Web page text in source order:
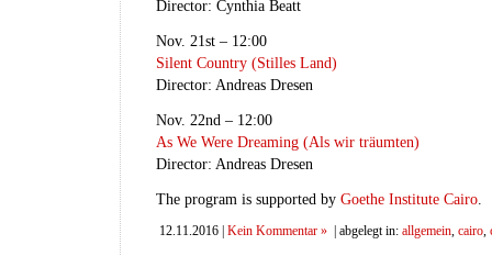
Director: Cynthia Beatt
Nov. 21st – 12:00
Silent Country (Stilles Land)
Director: Andreas Dresen
Nov. 22nd – 12:00
As We Were Dreaming (Als wir träumten)
Director: Andreas Dresen
The program is supported by Goethe Institute Cairo
12.11.2016 | Kein Kommentar » | abgelegt in: allgemein, cairo,